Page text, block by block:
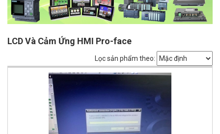
LCD Và Cảm Ứng HMI Pro-face
Lọc sản phẩm theo: